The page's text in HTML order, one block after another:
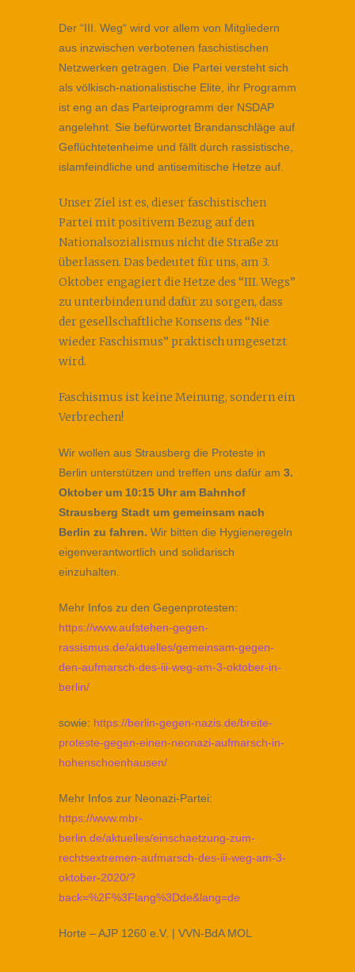
Der “III. Weg“ wird vor allem von Mitgliedern
aus inzwischen verbotenen faschistischen
Netzwer­ken getragen. Die Partei versteht sich
als völkisch-nationalistische Elite, ihr Programm
ist eng an das Parteiprogramm der NSDAP
angelehnt. Sie befürwortet Brandanschläge auf
Geflüchtetenheime und fällt durch rassistische,
islamfeindliche und antisemitische Hetze auf.
Unser Ziel ist es, dieser faschistischen
Partei mit positivem Bezug auf den
Nationalsozialismus nicht die Straße zu
überlassen. Das bedeutet für uns, am 3.
Oktober engagiert die Hetze des “III. Wegs”
zu unterbinden und dafür zu sorgen, dass
der gesellschaftliche Konsens des “Nie
wieder Faschis­mus” praktisch umgesetzt
wird.
Faschismus ist keine Meinung, sondern ein
Verbrechen!
Wir wollen aus Strausberg die Proteste in
Berlin unterstützen und treffen uns dafür am 3.
Oktober um 10:15 Uhr am Bahnhof
Strausberg Stadt um gemeinsam nach
Berlin zu fahren. Wir bitten die Hygieneregeln
eigenverantwortlich und solidarisch
einzuhalten.
Mehr Infos zu den Gegenprotesten:
https://www.aufstehen-gegen-
rassismus.de/aktuelles/gemeinsam-gegen-
den-aufmarsch-des-iii-weg-am-3-oktober-in-
berlin/
sowie: https://berlin-gegen-nazis.de/breite-
proteste-gegen-einen-neonazi-aufmarsch-in-
hohenschoenhausen/
Mehr Infos zur Neonazi-Partei:
https://www.mbr-
berlin.de/aktuelles/einschaetzung-zum-
rechtsextremen-aufmarsch-des-iii-weg-am-3-
oktober-2020/?
back=%2F%3Flang%3Dde&lang=de
Horte – AJP 1260 e.V. | VVN-BdA MOL